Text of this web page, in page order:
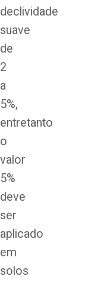
declividade
suave
de
2
a
5%,
entretanto
o
valor
5%
deve
ser
aplicado
em
solos